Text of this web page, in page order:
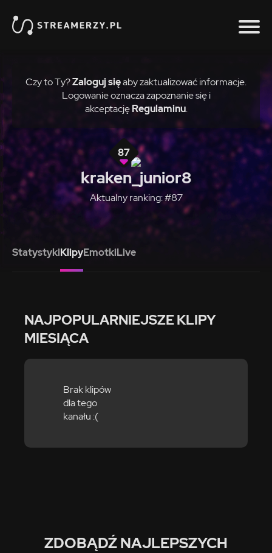
Czy to Ty?Zaloguj sięaby zaktualizować informacje.
Logowanie oznacza zapoznanie się i
akceptację Regulaminu.
87
kraken_junior8
Aktualny ranking: #87
StatystykiKlipyEmotkiLive
NAJPOPULARNIEJSZE KLIPY
MIESIĄCA
Brak klipów
dla tego
kanału :(
ZDOBĄDŹ NAJLEPSZYCH